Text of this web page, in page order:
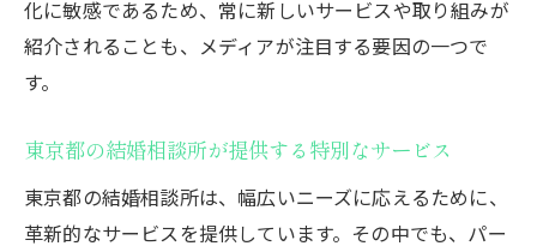
注目される結婚相談所の成功事例
相談所が持つ独自の強み
情報発信力が高い相談所の魅力
化に敏感であるため、常に新しいサービスや取り組みが
紹介されることも、メディアが注目する要因の一つで
す。
東京都の結婚相談所が提供する特別なサービス
東京都の結婚相談所は、幅広いニーズに応えるために、
革新的なサービスを提供しています。その中でも、パー